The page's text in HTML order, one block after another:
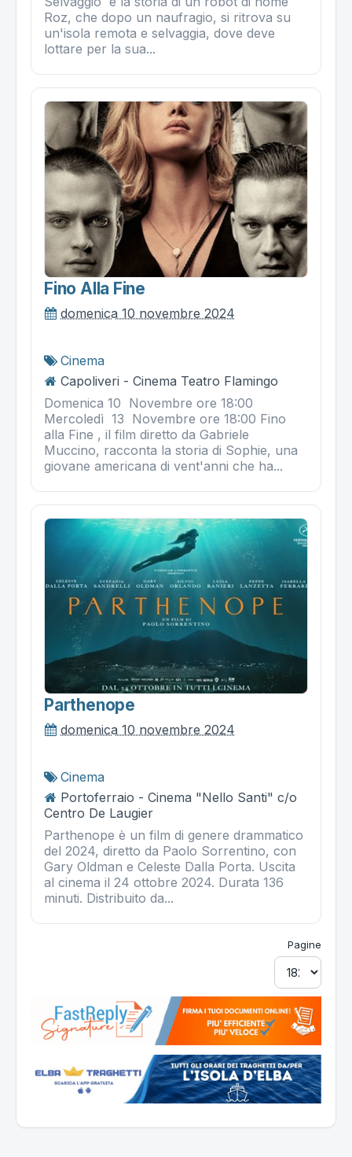
Roz, che dopo un naufragio, si ritrova su
un'isola remota e selvaggia, dove deve
lottare per la sua...
Fino Alla Fine
domenica 10 novembre 2024
Cinema
Capoliveri - Cinema Teatro Flamingo
Domenica 10 Novembre ore 18:00
Mercoledì 13 Novembre ore 18:00 Fino
alla Fine , il film diretto da Gabriele
Muccino, racconta la storia di Sophie, una
giovane americana di vent'anni che ha...
Parthenope
domenica 10 novembre 2024
Cinema
Portoferraio - Cinema "Nello Santi" c/o
Centro De Laugier
Parthenope è un film di genere drammatico
del 2024, diretto da Paolo Sorrentino, con
Gary Oldman e Celeste Dalla Porta. Uscita
al cinema il 24 ottobre 2024. Durata 136
minuti. Distribuito da...
Pagine